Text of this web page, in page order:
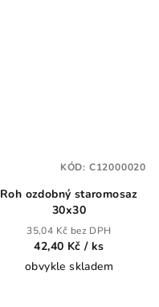
Roh ozdobný staromosaz
30x30
35,04 Kč bez DPH
42,40 Kč / ks
obvykle skladem
KÓD: C12000020